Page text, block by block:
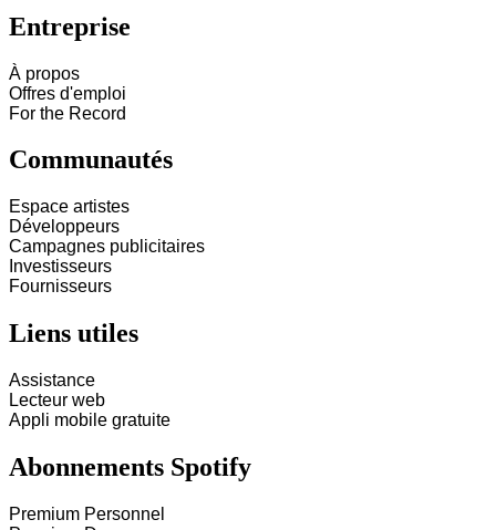
Entreprise
À propos
Offres d'emploi
For the Record
Communautés
Espace artistes
Développeurs
Campagnes publicitaires
Investisseurs
Fournisseurs
Liens utiles
Assistance
Lecteur web
Appli mobile gratuite
Abonnements Spotify
Premium Personnel